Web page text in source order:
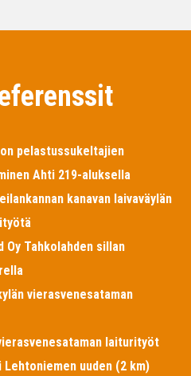
pelastussukeltajien
Ahti 219-aluksella
kanavan laivaväylän
Oy Tahkolahden sillan
vierasvenesataman
laiturityöt
Lehtoniemen uuden (2 km)